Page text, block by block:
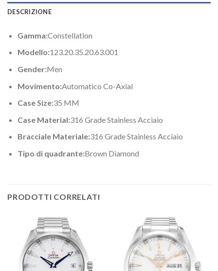
DESCRIZIONE
Gamma:Constellation
Modello:123.20.35.20.63.001
Gender:Men
Movimento:Automatico Co-Axial
Case Size:35 MM
Case Material:316 Grade Stainless Acciaio
Bracciale Materiale:316 Grade Stainless Acciaio
Tipo di quadrante:Brown Diamond
PRODOTTI CORRELATI